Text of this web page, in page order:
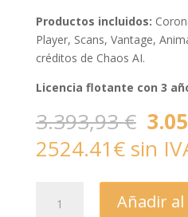
Productos incluidos:
Player, Scans, Vantage,
créditos de Chaos AI.
Licencia flotante con 3
3.393,93€ El
era:
2524.41€ sin
Collection
Añadir